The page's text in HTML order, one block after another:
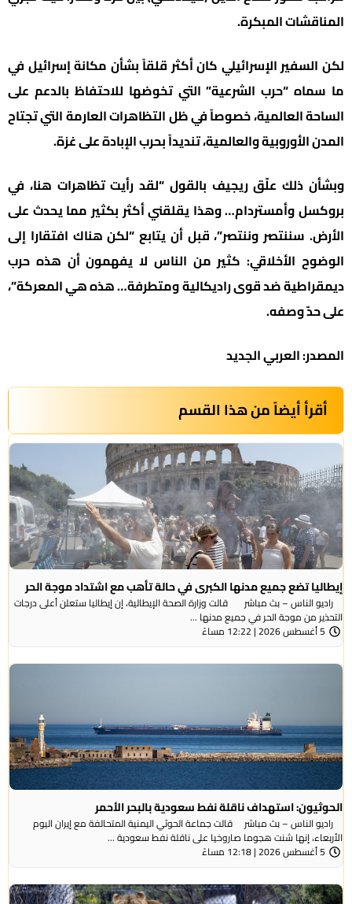
المناقشات المبكرة.
لكن السفير الإسرائيلي كان أكثر قلقاً بشأن مكانة إسرائيل في
ما سماه “حرب الشرعية” التي تخوضها للاحتفاظ بالدعم على
الساحة العالمية، خصوصاً في ظل التظاهرات العارمة التي تجتاح
المدن الأوروبية والعالمية، تنديداً بحرب الإبادة على غزة.
وبشأن ذلك علّق ريجيف بالقول “لقد رأيت تظاهرات هنا، في
بروكسل وأمستردام… وهذا يقلقني أكثر بكثير مما يحدث على
الأرض. سننتصر وننتصر”، قبل أن يتابع “لكن هناك افتقارا إلى
الوضوح الأخلاقي: كثير من الناس لا يفهمون أن هذه حرب
ديمقراطية ضد قوى راديكالية ومتطرفة… هذه هي المعركة”،
على حدّ وصفه.
المصدر: العربي الجديد
أقرأ أيضاً من هذا القسم
إيطاليا تضع جميع مدنها الكبرى في حالة تأهب مع اشتداد موجة الحر
راديو الناس – بث مباشر قالت وزارة الصحة الإيطالية، إن إيطاليا ستعلن أعلى درجات
التحذير من موجة ​الحر في جميع مدنها ...
5 أغسطس 2026 | 12:22 مساءً
الحوثيون: استهداف ناقلة نفط سعودية بالبحر الأحمر
راديو الناس – بث مباشر قالت جماعة الحوثي ​اليمنية المتحالفة ​مع إيران اليوم
الأربعاء، ⁠إنها شنت ​هجوما صاروخيا على ​ناقلة نفط سعودية ...
5 أغسطس 2026 | 12:18 مساءً